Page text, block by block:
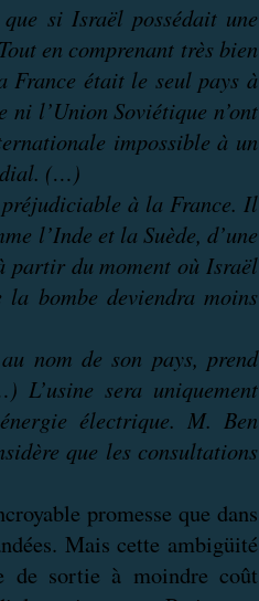
si Israël possédait une
en comprenant très bien
était le seul pays à
l’Union Soviétique n’ont
impossible à un
(…)
à la France. Il
l’Inde et la Suède, d’une
partir du moment où Israël
bombe deviendra moins
nom de son pays, prend
L’usine sera uniquement
électrique. M. Ben
que les consultations
promesse que dans
Mais cette ambigüité
de sortie à moindre coût